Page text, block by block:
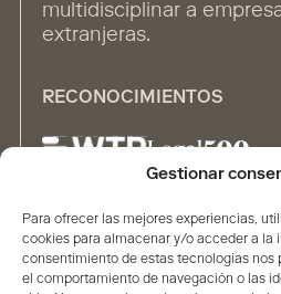
Gestionar
Para ofrecer las mejores experiencias,
cookies para almacenar y/o acceder a la
consentimiento de estas tecnologías nos
el comportamiento de navegación o las
multidisciplinar a
extranjeras.
RECONOCIMIENTOS
ALIANZAS